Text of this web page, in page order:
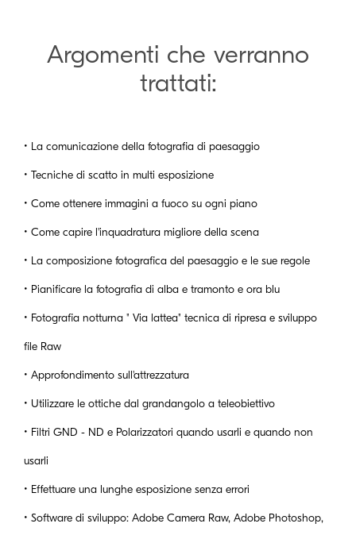
Argomenti che verranno
trattati:
• La comunicazione della fotografia di paesaggio
• Tecniche di scatto in multi esposizione
• Come ottenere immagini a fuoco su ogni piano
• Come capire l'inquadratura migliore della scena
• La composizione fotografica del paesaggio e le sue regole
• Pianificare la fotografia di alba e tramonto e ora blu
• Fotografia notturna " Via lattea" tecnica di ripresa e sviluppo
file Raw
• Approfondimento sull'attrezzatura
• Utilizzare le ottiche dal grandangolo a teleobiettivo
• Filtri GND - ND e Polarizzatori quando usarli e quando non
usarli
• Effettuare una lunghe esposizione senza errori
• Software di sviluppo: Adobe Camera Raw, Adobe Photoshop,